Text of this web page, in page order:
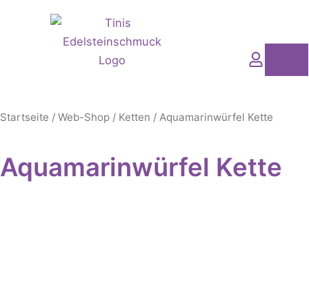
Startseite / Web-Shop / Ketten / Aquamarinwürfel Kette
Aquamarinwürfel Kette